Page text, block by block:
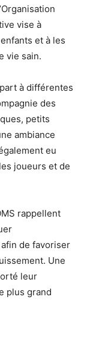
vise à
et à les
vie sain.
à différentes
des
petits
ambiance
eu
joueurs et de
rappellent
de favoriser
Une
leur
plus grand